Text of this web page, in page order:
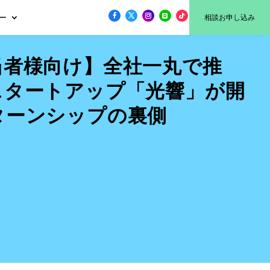
相談お申し込み
者様向け】全社一丸で推
ートアップ「光響」が開
ンシップの裏側